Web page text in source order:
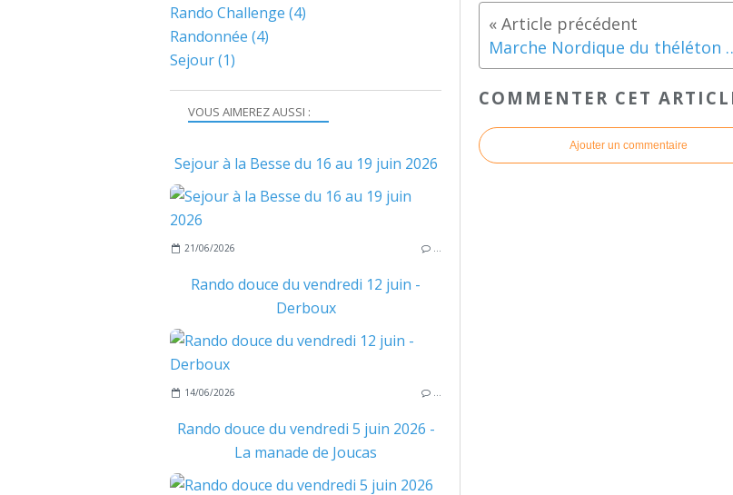
Marche Nordique
COMMENTER CET
Ajouter un commentaire
VOUS AIMEREZ AUSSI :
Sejour à la Besse du 16 au 19 juin 2026
21/06/2026 …
Rando douce du vendredi 12 juin -
Derboux
14/06/2026 …
Rando douce du vendredi 5 juin 2026 -
La manade de Joucas
Rando Challenge (4)
Randonnée (4)
Sejour(1)